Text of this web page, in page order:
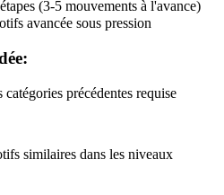
(3-5 mouvements à l'avance)
avancée sous pression
précédentes requise
similaires dans les niveaux